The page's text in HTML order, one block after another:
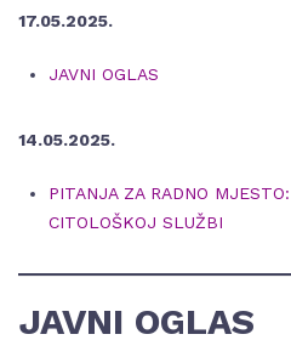
17.05.2025.
JAVNI OGLAS
14.05.2025.
PITANJA ZA RADNO
CITOLOŠKOJ SLUŽBI
JAVNI OGLAS